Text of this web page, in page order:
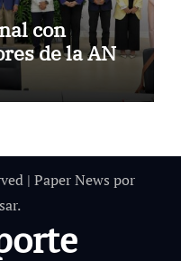
con
de la AN
| Paper News por
.